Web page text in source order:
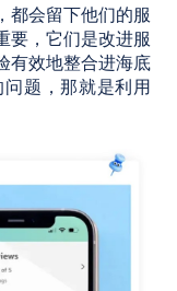
都会留下他们的服
要，它们是改进服
有效地整合进海底
题，那就是利用